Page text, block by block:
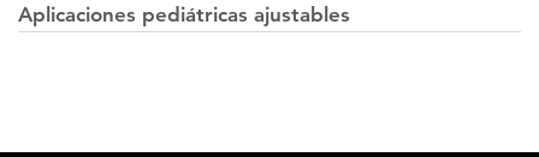
Aplicaciones pediátricas ajustables